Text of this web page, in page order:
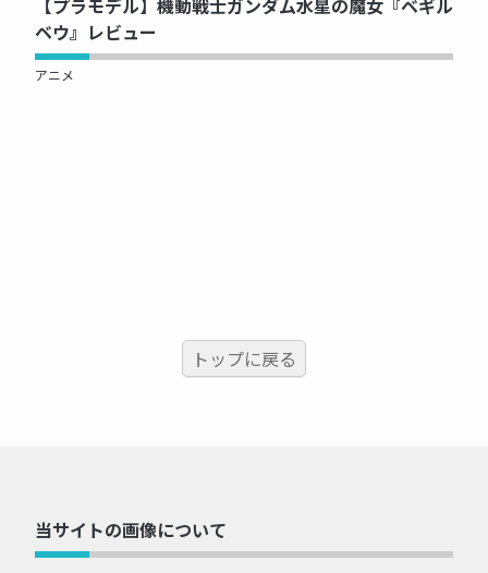
【プラモデル】機動戦士ガンダム水星の魔女『ベギル
ベウ』レビュー
アニメ
トップに戻る
当サイトの画像について